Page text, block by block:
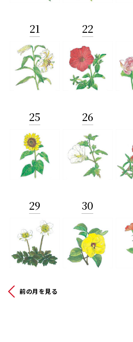
21 22
25 26
29 30
前の月を見る